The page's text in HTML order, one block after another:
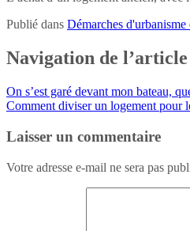
Publié dans Démarches
Navigation de l’article
On s’est garé devant mon bateau,
Comment diviser un logement pour
Laisser un commentaire
Votre adresse e-mail ne sera pas